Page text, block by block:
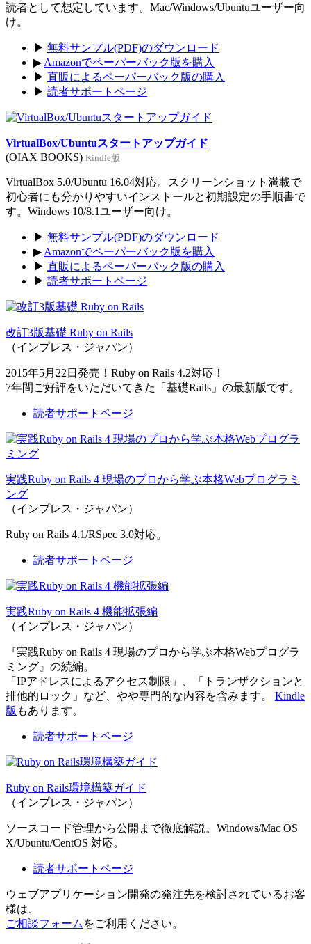
読者として想定しています。Mac/Windows/Ubuntuユーザー向
け。
▶ 無料サンプル(PDF)のダウンロード
▶ Amazonでペーパーバック版を購入
▶ 直販によるペーパーバック版の購入
▶ 読者サポートページ
VirtualBox/Ubuntuスタートアップガイド
(OIAX BOOKS) Kindle版
VirtualBox 5.0/Ubuntu 16.04対応。スクリーンショット満載で
初心者にも分かりやすいインストールと初期設定の手順書で
す。Windows 10/8.1ユーザー向け。
▶ 無料サンプル(PDF)のダウンロード
▶ Amazonでペーパーバック版を購入
▶ 直販によるペーパーバック版の購入
▶ 読者サポートページ
改訂3版基礎 Ruby on Rails
（インプレス・ジャパン）
2015年5月22日発売！Ruby on Rails 4.2対応！
7年間ご好評をいただいてきた「基礎Rails」の最新版です。
読者サポートページ
実践Ruby on Rails 4 現場のプロから学ぶ本格Webプログラミ
ング
（インプレス・ジャパン）
Ruby on Rails 4.1/RSpec 3.0対応。
読者サポートページ
実践Ruby on Rails 4 機能拡張編
（インプレス・ジャパン）
『実践Ruby on Rails 4 現場のプロから学ぶ本格Webプログラ
ミング』の続編。
「IPアドレスによるアクセス制限」、「トランザクションと
排他的ロック」など、やや専門的な内容を含みます。 Kindle
版 もあります。
読者サポートページ
Ruby on Rails環境構築ガイド
（インプレス・ジャパン）
ソースコード管理から公開まで徹底解説。Windows/Mac OS
X/Ubuntu/CentOS 対応。
読者サポートページ
ウェブアプリケーション開発の発注先を検討されているお客
様は、
ご相談フォーム をご利用ください。